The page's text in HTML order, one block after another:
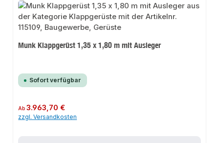
Munk Klappgerüst 1,35 x 1,80 m mit Ausleger
Sofort verfügbar
Regulärer Preis:
Ab3.963,70 €
zzgl. Versandkosten